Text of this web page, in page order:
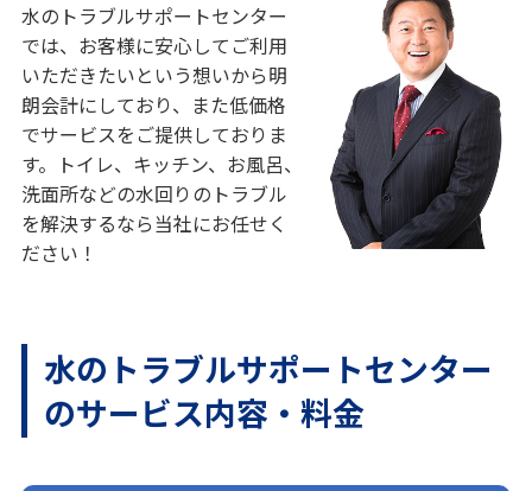
水のトラブルサポートセンター
では、お客様に安心してご利用
いただきたいという想いから明
朗会計にしており、また低価格
でサービスをご提供しておりま
す。トイレ、キッチン、お風呂、
洗面所などの水回りのトラブル
を解決するなら当社にお任せく
ださい！
水のトラブルサポートセンター
のサービス内容・料金